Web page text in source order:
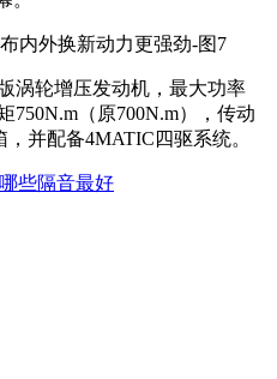
涡轮增压发动机，最大功率
750N.m（原700N.m），传动
并配备4MATIC四驱系统。
些隔音最好